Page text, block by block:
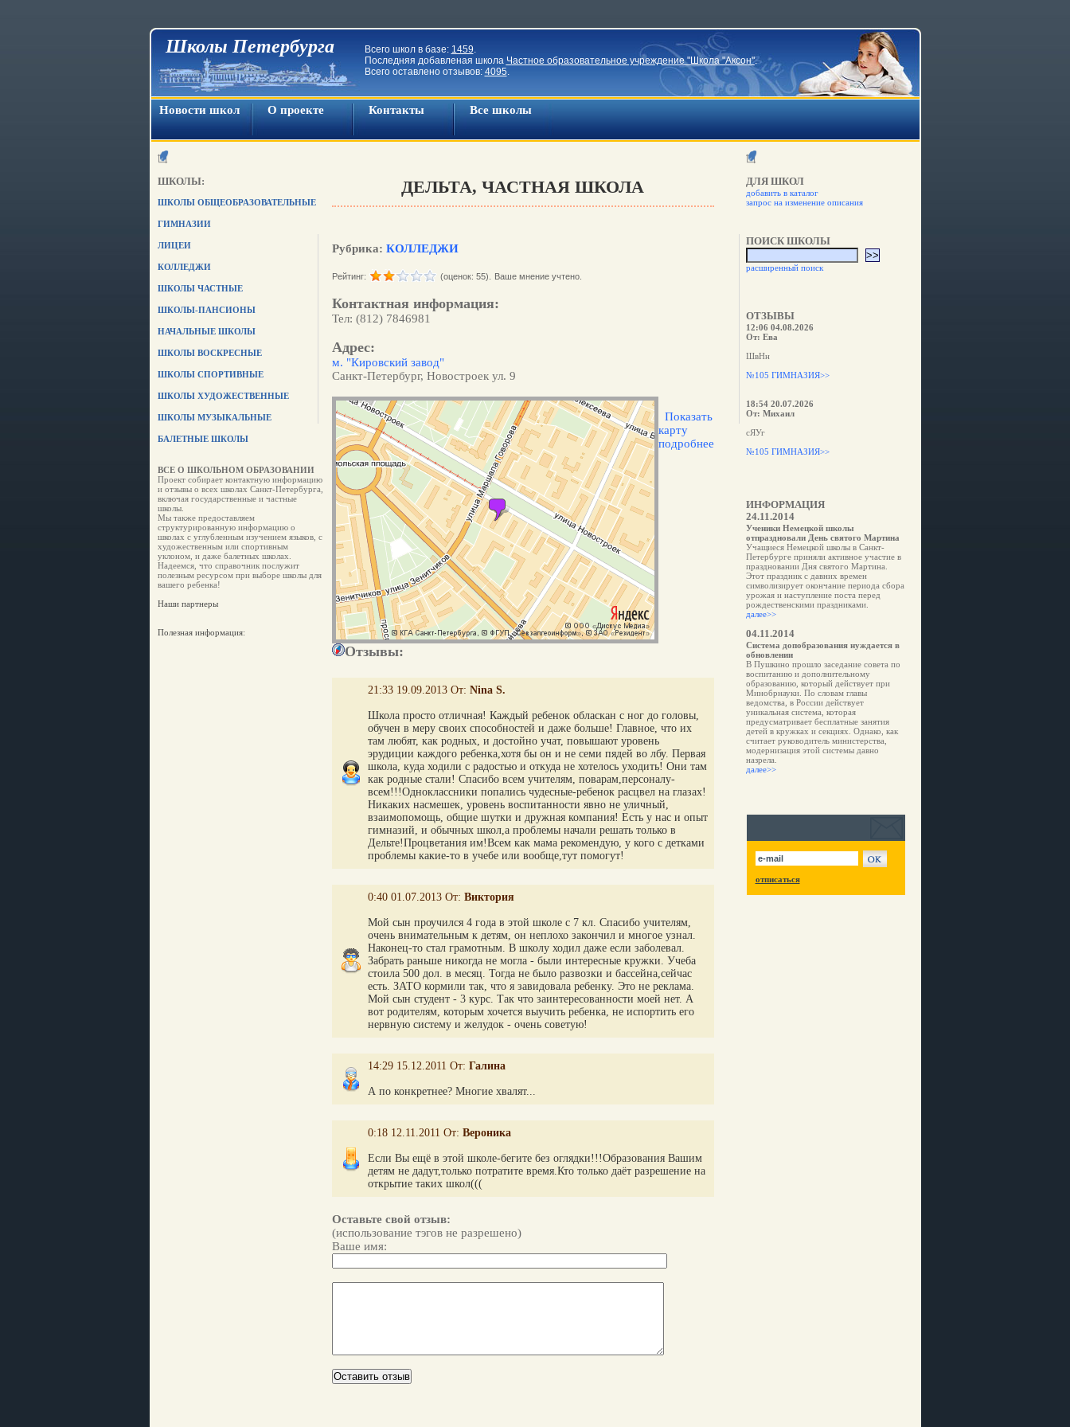
Школы Петербурга Всего школ в базе: 1459.
Последняя добавленая школа Частное образовательное учреждение "Школа "Аксон".
Всего оставлено отзывов: 4095.
Новости школ О проекте Контакты Все школы
ШКОЛЫ:
ШКОЛЫ ОБЩЕОБРАЗОВАТЕЛЬНЫЕ
ГИМНАЗИИ
ЛИЦЕИ
КОЛЛЕДЖИ
ШКОЛЫ ЧАСТНЫЕ
ШКОЛЫ-ПАНСИОНЫ
НАЧАЛЬНЫЕ ШКОЛЫ
ШКОЛЫ ВОСКРЕСНЫЕ
ШКОЛЫ СПОРТИВНЫЕ
ШКОЛЫ ХУДОЖЕСТВЕННЫЕ
ШКОЛЫ МУЗЫКАЛЬНЫЕ
БАЛЕТНЫЕ ШКОЛЫ
ВСЕ О ШКОЛЬНОМ ОБРАЗОВАНИИ
Проект собирает контактную информацию
и отзывы о всех школах Санкт-Петербурга,
включая государственные и частные
школы.
Мы также предоставляем
структурированную информацию о
школах с углубленным изучением языков, с
художественным или спортивным
уклоном, и даже балетных школах.
Надеемся, что справочник послужит
полезным ресурсом при выборе школы для
вашего ребенка!
Наши партнеры
Полезная информация:
ДЕЛЬТА, ЧАСТНАЯ ШКОЛА
Рубрика: КОЛЛЕДЖИ
Рейтинг: (оценок: 55). Ваше мнение учтено.
Контактная информация:
Тел: (812) 7846981
Адрес:
м. "Кировский завод"
Санкт-Петербург, Новостроек ул. 9
Показать
карту
подробнее
Отзывы:
21:33 19.09.2013 От: Nina S.
Школа просто отличная! Каждый ребенок обласкан с ног до головы,
обучен в меру своих способностей и даже больше! Главное, что их
там любят, как родных, и достойно учат, повышают уровень
эрудиции каждого ребенка,хотя бы он и не семи пядей во лбу. Первая
школа, куда ходили с радостью и откуда не хотелось уходить! Они там
как родные стали! Спасибо всем учителям, поварам,персоналу-
всем!!!Одноклассники попались чудесные-ребенок расцвел на глазах!
Никаких насмешек, уровень воспитанности явно не уличный,
взаимопомощь, общие шутки и дружная компания! Есть у нас и опыт
гимназий, и обычных школ,а проблемы начали решать только в
Дельте!Процветания им!Всем как мама рекомендую, у кого с детками
проблемы какие-то в учебе или вообще,тут помогут!
0:40 01.07.2013 От: Виктория
Мой сын проучился 4 года в этой школе с 7 кл. Спасибо учителям,
очень внимательным к детям, он неплохо закончил и многое узнал.
Наконец-то стал грамотным. В школу ходил даже если заболевал.
Забрать раньше никогда не могла - были интересные кружки. Учеба
стоила 500 дол. в месяц. Тогда не было развозки и бассейна,сейчас
есть. ЗАТО кормили так, что я завидовала ребенку. Это не реклама.
Мой сын студент - 3 курс. Так что заинтересованности моей нет. А
вот родителям, которым хочется выучить ребенка, не испортить его
нервную систему и желудок - очень советую!
14:29 15.12.2011 От: Галина
А по конкретнее? Многие хвалят...
0:18 12.11.2011 От: Вероника
Если Вы ещё в этой школе-бегите без оглядки!!!Образования Вашим
детям не дадут,только потратите время.Кто только даёт разрешение на
открытие таких школ(((
Оставьте свой отзыв:
(использование тэгов не разрешено)
Ваше имя:
ДЛЯ ШКОЛ
добавить в каталог
запрос на изменение описания
ПОИСК ШКОЛЫ
расширенный поиск
ОТЗЫВЫ
12:06 04.08.2026
От: Ева
ШвНн
№105 ГИМНАЗИЯ>>
18:54 20.07.2026
От: Михаил
сЯУг
№105 ГИМНАЗИЯ>>
ИНФОРМАЦИЯ
24.11.2014
Ученики Немецкой школы
отпраздновали День святого Мартина
Учащиеся Немецкой школы в Санкт-
Петербурге приняли активное участие в
праздновании Дня святого Мартина.
Этот праздник с давних времен
символизирует окончание периода сбора
урожая и наступление поста перед
рождественскими праздниками.
далее>>
04.11.2014
Система допобразования нуждается в
обновлении
В Пушкино прошло заседание совета по
воспитанию и дополнительному
образованию, который действует при
Минобрнауки. По словам главы
ведомства, в России действует
уникальная система, которая
предусматривает бесплатные занятия
детей в кружках и секциях. Однако, как
считает руководитель министерства,
модернизация этой системы давно
назрела.
далее>>
отписаться